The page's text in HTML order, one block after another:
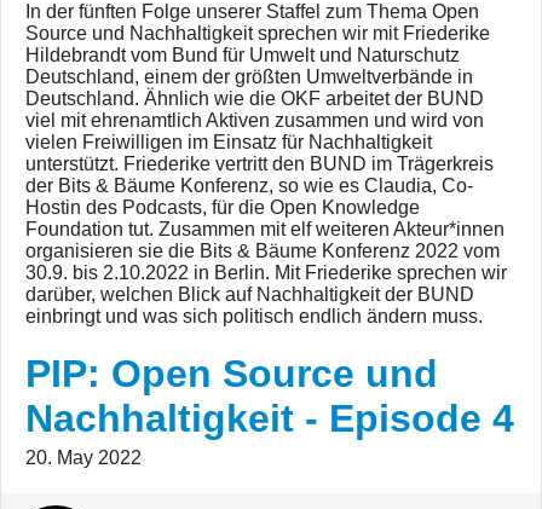
In der fünften Folge unserer Staffel zum Thema Open
Source und Nachhaltigkeit sprechen wir mit Friederike
Hildebrandt vom Bund für Umwelt und Naturschutz
Deutschland, einem der größten Umweltverbände in
Deutschland. Ähnlich wie die OKF arbeitet der BUND
viel mit ehrenamtlich Aktiven zusammen und wird von
vielen Freiwilligen im Einsatz für Nachhaltigkeit
unterstützt. Friederike vertritt den BUND im Trägerkreis
der Bits & Bäume Konferenz, so wie es Claudia, Co-
Hostin des Podcasts, für die Open Knowledge
Foundation tut. Zusammen mit elf weiteren Akteur*innen
organisieren sie die Bits & Bäume Konferenz 2022 vom
30.9. bis 2.10.2022 in Berlin. Mit Friederike sprechen wir
darüber, welchen Blick auf Nachhaltigkeit der BUND
einbringt und was sich politisch endlich ändern muss.
PIP: Open Source und
Nachhaltigkeit - Episode 4
20. May 2022